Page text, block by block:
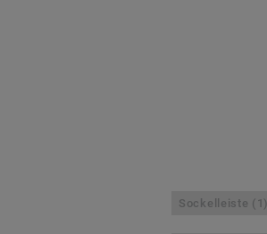
Sockelleiste (1)